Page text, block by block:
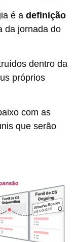
é a definição
da jornada do
dentro da
próprios
com as
que serão